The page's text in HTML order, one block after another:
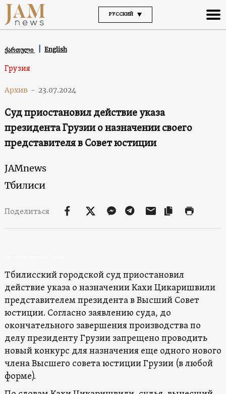
РУССКИЙ
ქართული English
Грузия
Архив - 23.07.2024
Суд приостановил действие указа
президента Грузии о назначении своего
представителя в Совет юстиции
JAMnews
Тбилиси
Поделиться
Тбилисский городской суд приостановил
действие указа о назначении Кахи Цикаришвили
представителем президента в Высший Совет
юстиции. Согласно заявлению суда, до
окончательного завершения производства по
делу президенту Грузии запрещено проводить
новый конкурс для назначения еще одного нового
члена Высшего совета юстиции Грузии (в любой
форме).